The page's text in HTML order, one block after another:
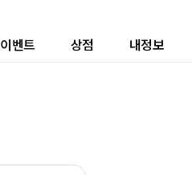
이벤트 상점 내정보